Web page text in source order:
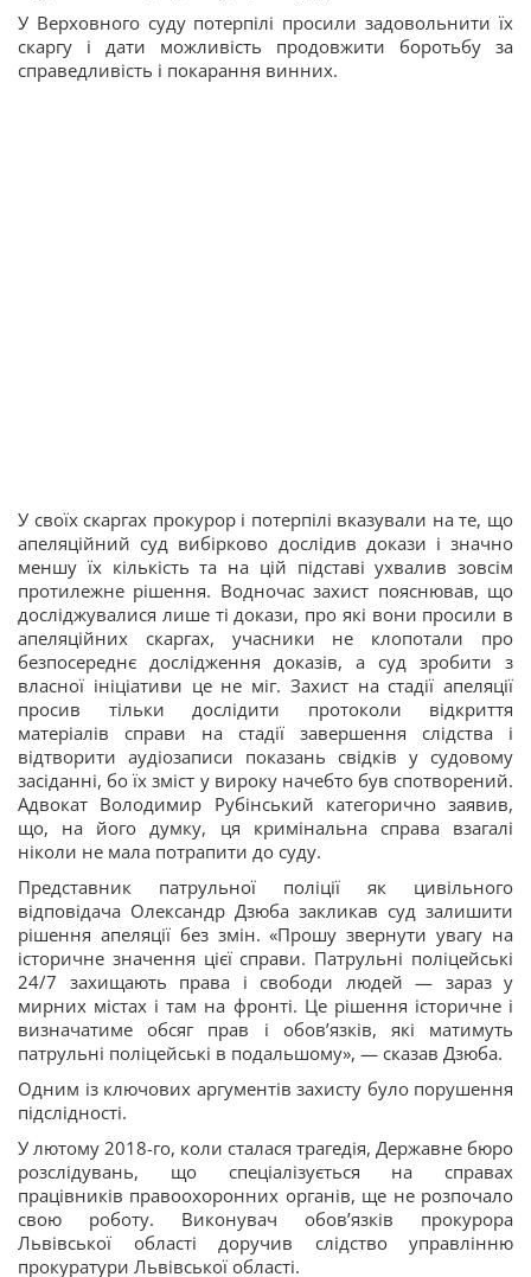
У Верховного суду потерпілі просили задовольнити їх
скаргу і дати можливість продовжити боротьбу за
справедливість і покарання винних.
У своїх скаргах прокурор і потерпілі вказували на те, що
апеляційний суд вибірково дослідив докази і значно
меншу їх кількість та на цій підставі ухвалив зовсім
протилежне рішення. Водночас захист пояснював, що
досліджувалися лише ті докази, про які вони просили в
апеляційних скаргах, учасники не клопотали про
безпосереднє дослідження доказів, а суд зробити з
власної ініціативи це не міг. Захист на стадії апеляції
просив тільки дослідити протоколи відкриття
матеріалів справи на стадії завершення слідства і
відтворити аудіозаписи показань свідків у судовому
засіданні, бо їх зміст у вироку начебто був спотворений.
Адвокат Володимир Рубінський категорично заявив,
що, на його думку, ця кримінальна справа взагалі
ніколи не мала потрапити до суду.
Представник патрульної поліції як цивільного
відповідача Олександр Дзюба закликав суд залишити
рішення апеляції без змін. «Прошу звернути увагу на
історичне значення цієї справи. Патрульні поліцейські
24/7 захищають права і свободи людей — зараз у
мирних містах і там на фронті. Це рішення історичне і
визначатиме обсяг прав і обов’язків, які матимуть
патрульні поліцейські в подальшому», — сказав Дзюба.
Одним із ключових аргументів захисту було порушення
підслідності.
У лютому 2018-го, коли сталася трагедія, Державне бюро
розслідувань, що спеціалізується на справах
працівників правоохоронних органів, ще не розпочало
свою роботу. Виконувач обов’язків прокурора
Львівської області доручив слідство управлінню
прокуратури Львівської області.